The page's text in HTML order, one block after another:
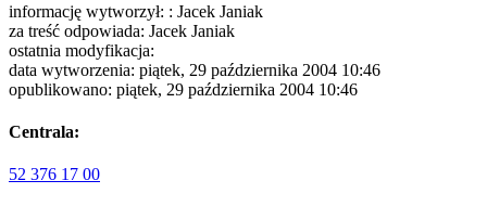
informację wytworzył: : Jacek Janiak
za treść odpowiada: Jacek Janiak
ostatnia modyfikacja:
data wytworzenia: piątek, 29 października 2004 10:46
opublikowano: piątek, 29 października 2004 10:46
Centrala:
52 376 17 00